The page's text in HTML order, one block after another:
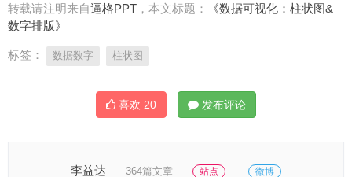
转载请注明来自逼格PPT ，本文标题：
《数据可视化：柱状图&
数字排版》
标签： 数据数字 柱状图
喜欢 20 发布评论
李益达 364篇文章 站点 微博